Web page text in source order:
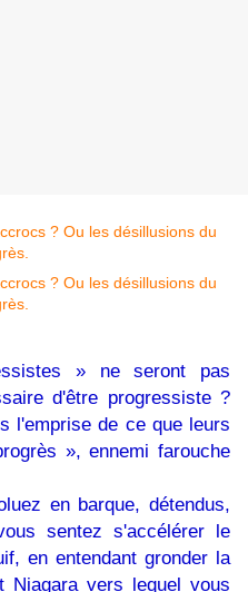
» ne seront pas
d'être progressiste ?
l'emprise de ce que leurs
», ennemi farouche
en barque, détendus,
sentez s'accélérer le
en entendant gronder la
Niagara vers lequel vous